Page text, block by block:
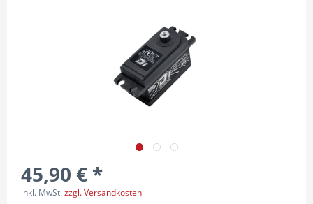
45,90 € *
inkl. MwSt.zzgl. Versandkosten